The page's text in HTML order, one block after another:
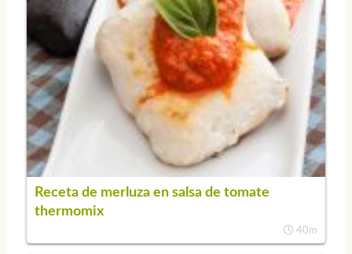
Receta de merluza en salsa de tomate
thermomix
40m